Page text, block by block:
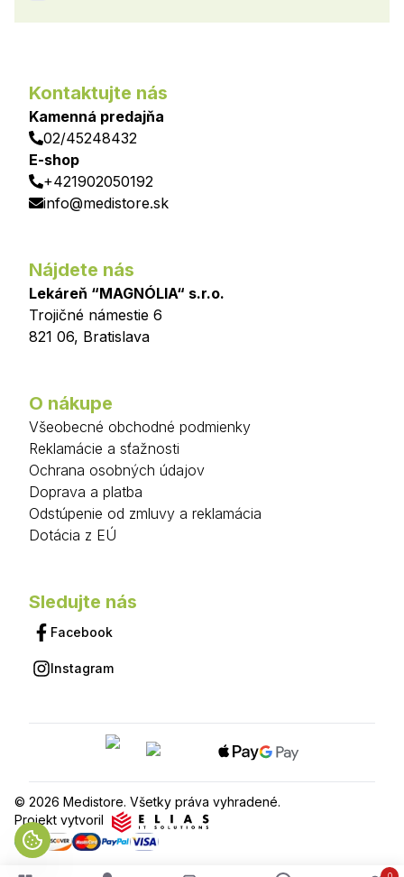
Kontaktujte nás
Kamenná predajňa
02/45248432
E-shop
+421902050192
info@medistore.sk
Nájdete nás
Lekáreň “MAGNÓLIA“ s.r.o.
Trojičné námestie 6
821 06, Bratislava
O nákupe
Všeobecné obchodné podmienky
Reklamácie a sťažnosti
Ochrana osobných údajov
Doprava a platba
Odstúpenie od zmluvy a reklamácia
Dotácia z EÚ
Sledujte nás
Facebook
Instagram
© 2026 Medistore. Všetky práva vyhradené.
Projekt vytvoril